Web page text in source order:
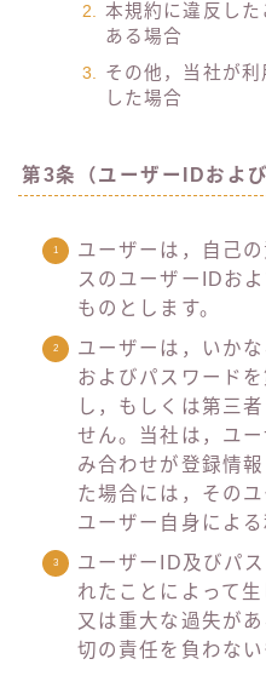
本規約に違反し
ある場合
その他，当社が
した場合
第3条（ユーザーIDおよ
ユーザーは，自己
スのユーザーIDお
ものとします。
ユーザーは，いか
およびパスワード
し，もしくは第三
せん。当社は，ユ
み合わせが登録情
た場合には，その
ユーザー自身による
ユーザーID及びパ
れたことによって
又は重大な過失が
切の責任を負わない